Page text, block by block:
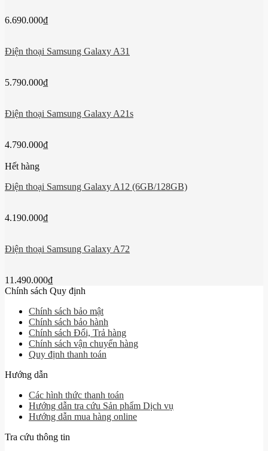
6.690.000₫
Điện thoại Samsung Galaxy A31
5.790.000₫
Điện thoại Samsung Galaxy A21s
4.790.000₫
Hết hàng
Điện thoại Samsung Galaxy A12 (6GB/128GB)
4.190.000₫
Điện thoại Samsung Galaxy A72
11.490.000₫
Chính sách Quy định
Chính sách bảo mật
Chính sách bảo hành
Chính sách Đổi, Trả hàng
Chính sách vận chuyển hàng
Quy định thanh toán
Hướng dẫn
Các hình thức thanh toán
Hướng dẫn tra cứu Sản phẩm Dịch vụ
Hướng dẫn mua hàng online
Tra cứu thông tin